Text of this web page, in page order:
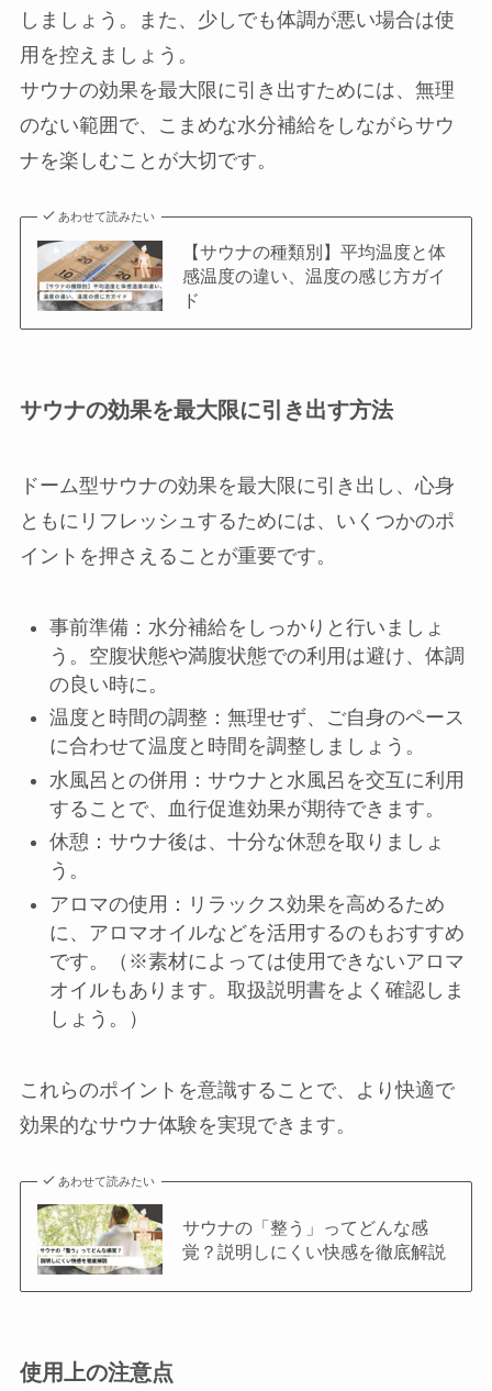
しましょう。また、少しでも体調が悪い場合は使
用を控えましょう。
サウナの効果を最大限に引き出すためには、無理
のない範囲で、こまめな水分補給をしながらサウ
ナを楽しむことが大切です。
あわせて読みたい
【サウナの種類別】平均温度と体
感温度の違い、温度の感じ方ガイ
ド
サウナの効果を最大限に引き出す方法
ドーム型サウナの効果を最大限に引き出し、心身
ともにリフレッシュするためには、いくつかのポ
イントを押さえることが重要です。
事前準備：水分補給をしっかりと行いましょ
う。空腹状態や満腹状態での利用は避け、体調
の良い時に。
温度と時間の調整：無理せず、ご自身のペース
に合わせて温度と時間を調整しましょう。
水風呂との併用：サウナと水風呂を交互に利用
することで、血行促進効果が期待できます。
休憩：サウナ後は、十分な休憩を取りましょ
う。
アロマの使用：リラックス効果を高めるため
に、アロマオイルなどを活用するのもおすすめ
です。（※素材によっては使用できないアロマ
オイルもあります。取扱説明書をよく確認しま
しょう。）
これらのポイントを意識することで、より快適で
効果的なサウナ体験を実現できます。
あわせて読みたい
サウナの「整う」ってどんな感
覚？説明しにくい快感を徹底解説
使用上の注意点